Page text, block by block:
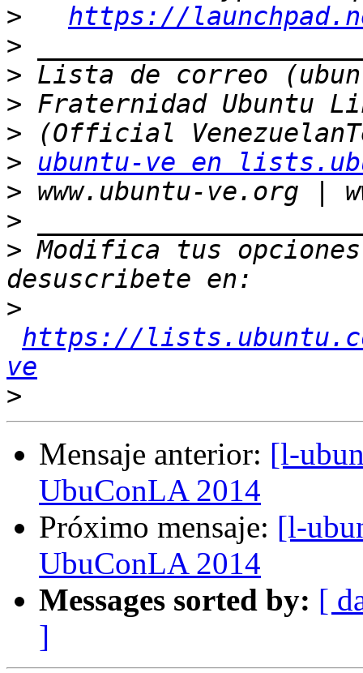
>
https://
>
>
>
>
>
ubuntu-ve en
>
>
> Modifica tus
>
https://
ve
>
Mensaje anterior: [l-
UbuConLA 2014
Próximo mensaje: [l-
UbuConLA 2014
Messages sorted by: [
]